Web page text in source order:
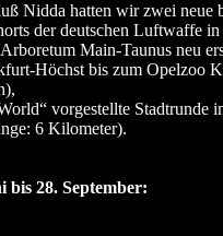
Nidda hatten wir zwei neue
der deutschen Luftwaffe
Main-Taunus neu
Höchst bis zum Opelzoo
vorgestellte Stadtrunde
6 Kilometer).
28. September: